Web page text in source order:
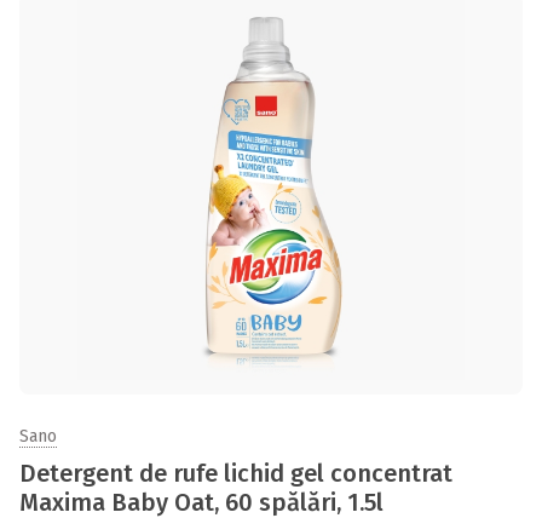
Sano
Detergent de rufe lichid gel concentrat
Maxima Baby Oat, 60 spălări, 1.5l